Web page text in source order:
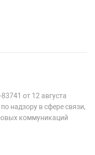
от 12 августа
надзору в сфере связи,
коммуникаций